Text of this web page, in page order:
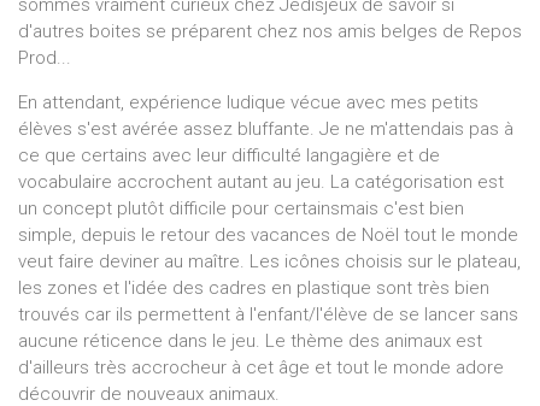
sommes vraiment curieux chez Jedisjeux de savoir si
d'autres boites se préparent chez nos amis belges de Repos
Prod...
En attendant, expérience ludique vécue avec mes petits
élèves s'est avérée assez bluffante. Je ne m'attendais pas à
ce que certains avec leur difficulté langagière et de
vocabulaire accrochent autant au jeu. La catégorisation est
un concept plutôt difficile pour certainsmais c'est bien
simple, depuis le retour des vacances de Noël tout le monde
veut faire deviner au maître. Les icônes choisis sur le plateau,
les zones et l'idée des cadres en plastique sont très bien
trouvés car ils permettent à l'enfant/l'élève de se lancer sans
aucune réticence dans le jeu. Le thème des animaux est
d'ailleurs très accrocheur à cet âge et tout le monde adore
découvrir de nouveaux animaux.